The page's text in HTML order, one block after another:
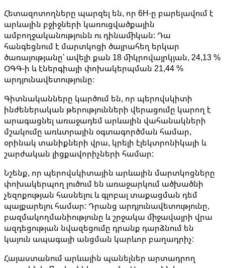
Հետազոտողները պարզել են, որ 6H-ը բարելավում է
արևային բջիջների կառուցվածքային
ամբողջականությունն ու դինամիկան: Դա
հանգեցնում է մարտկոցի ծայրահեղ երկար
ծառայությանը՝ ավելի քան 18 միկրովայրկյան, 24,13 %
ՕԳԳ-ի և էներգիայի փոխակերպման 21,44 %
արդյունավետությունը։
Գիտնականները կարծում են, որ պերովսկիտի
ինժեներական թերությունների վերացումը կարող է
արագացնել առաջադեմ արևային վահանակների
մշակումը առևտրային օգտագործման համար,
օրինակ տանիքների վրա, կրելի էլեկտրոնիկայի և
շարժական լիցքավորիչների համար:
Նշենք, որ պերովսկիտային արևային մարտկոցները
փոխակերպող լուծում են առաջարկում ածխածնի
չեզոքության հասնելու և գլոբալ տաքացման դեմ
պայքարելու համար: Դրանց արդյունավետությունը,
բազմակողմանիությունը և շրջակա միջավայրի վրա
ազդեցության նվազեցումը դրանք դարձնում են
կայուն ապագայի անցման կարևոր բաղադրիչ:
Հայաստանում արևային պանելներ արտադրող